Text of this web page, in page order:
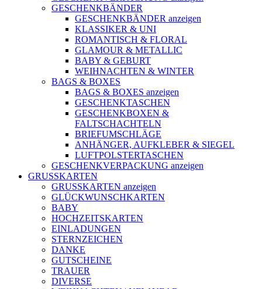
GESCHENKBÄNDER
GESCHENKBÄNDER anzeigen
KLASSIKER & UNI
ROMANTISCH & FLORAL
GLAMOUR & METALLIC
BABY & GEBURT
WEIHNACHTEN & WINTER
BAGS & BOXES
BAGS & BOXES anzeigen
GESCHENKTASCHEN
GESCHENKBOXEN &
FALTSCHACHTELN
BRIEFUMSCHLÄGE
ANHÄNGER, AUFKLEBER & SIEGEL
LUFTPOLSTERTASCHEN
GESCHENKVERPACKUNG anzeigen
GRUSSKARTEN
GRUSSKARTEN anzeigen
GLÜCKWUNSCHKARTEN
BABY
HOCHZEITSKARTEN
EINLADUNGEN
STERNZEICHEN
DANKE
GUTSCHEINE
TRAUER
DIVERSE